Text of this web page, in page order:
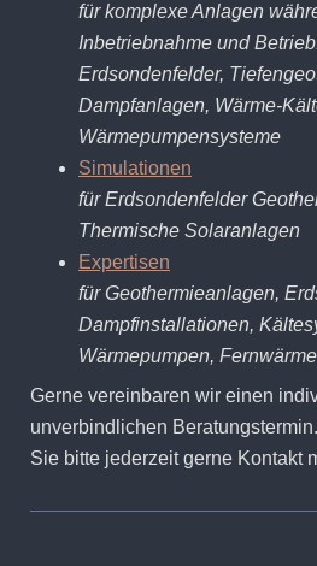
für komplexe Anlagen
Inbetriebnahme und
Erdsondenfelder,
Dampfanlagen, Wärme-
Wärmepumpensysteme
Simulationen
für Erdsondenfelder
Thermische Solaranlagen
Expertisen
für Geothermieanlagen,
Dampfinstallationen,
Wärmepumpen, Fernwärme
Gerne vereinbaren wir einen
unverbindlichen
Sie bitte jederzeit gerne Kontakt